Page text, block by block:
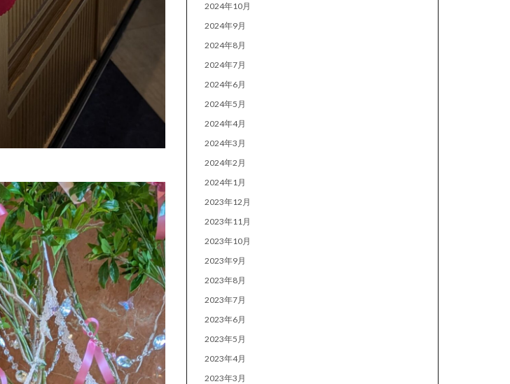
2024年10月
2024年9月
2024年8月
2024年7月
2024年6月
2024年5月
2024年4月
2024年3月
2024年2月
2024年1月
2023年12月
2023年11月
2023年10月
2023年9月
2023年8月
2023年7月
2023年6月
2023年5月
2023年4月
2023年3月